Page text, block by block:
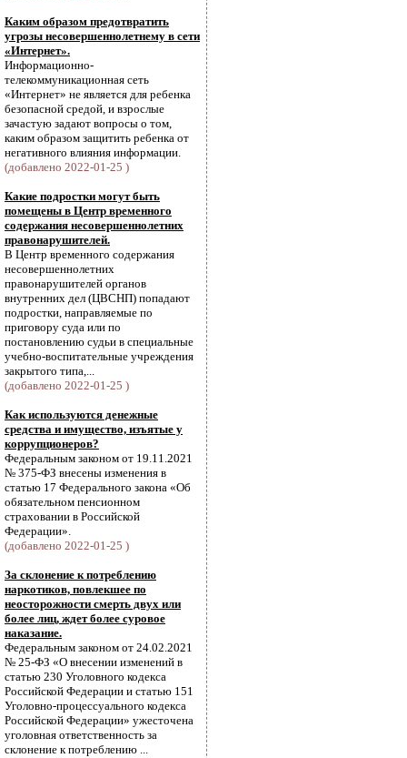
Каким образом предотвратить
угрозы несовершеннолетнему в сети
«Интернет».
Информационно-
телекоммуникационная сеть
«Интернет» не является для ребенка
безопасной средой, и взрослые
зачастую задают вопросы о том,
каким образом защитить ребенка от
негативного влияния информации.
(добавлено 2022-01-25 )
Какие подростки могут быть
помещены в Центр временного
содержания несовершеннолетних
правонарушителей.
В Центр временного содержания
несовершеннолетних
правонарушителей органов
внутренних дел (ЦВСНП) попадают
подростки, направляемые по
приговору суда или по
постановлению судьи в специальные
учебно-воспитательные учреждения
закрытого типа,...
(добавлено 2022-01-25 )
Как используются денежные
средства и имущество, изъятые у
коррупционеров?
Федеральным законом от 19.11.2021
№ 375-ФЗ внесены изменения в
статью 17 Федерального закона «Об
обязательном пенсионном
страховании в Российской
Федерации».
(добавлено 2022-01-25 )
За склонение к потреблению
наркотиков, повлекшее по
неосторожности смерть двух или
более лиц, ждет более суровое
наказание.
Федеральным законом от 24.02.2021
№ 25-ФЗ «О внесении изменений в
статью 230 Уголовного кодекса
Российской Федерации и статью 151
Уголовно-процессуального кодекса
Российской Федерации» ужесточена
уголовная ответственность за
склонение к потреблению ...